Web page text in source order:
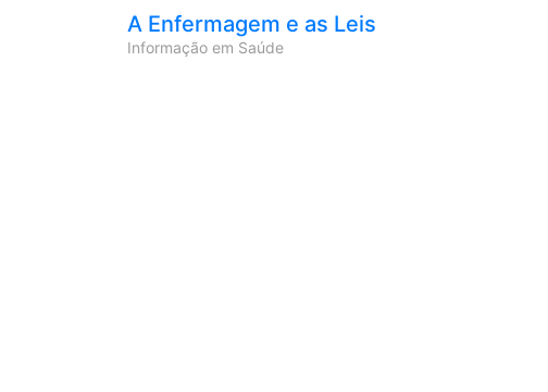
A Enfermagem e as Leis
Informação em Saúde